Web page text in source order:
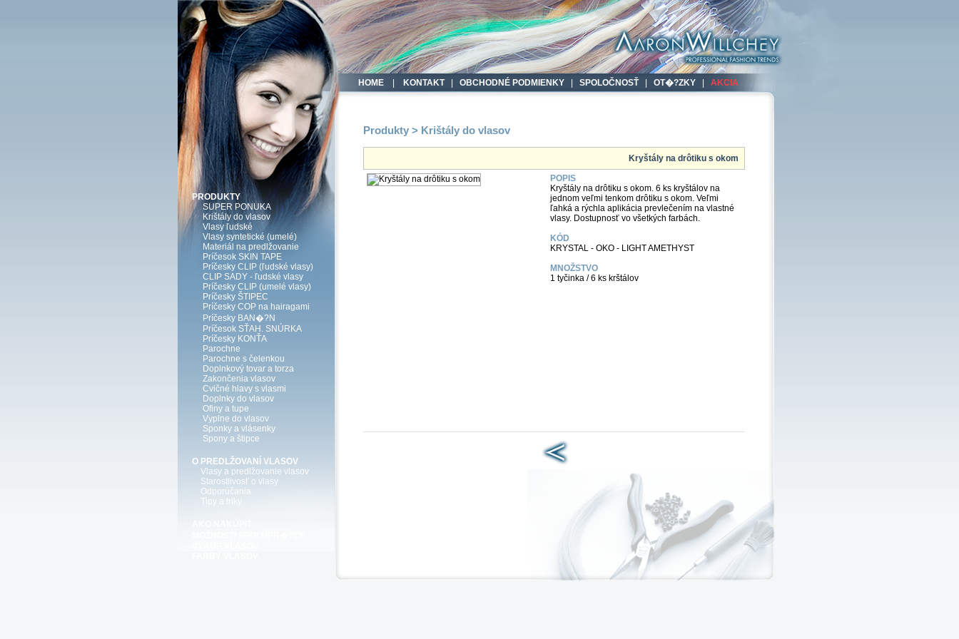
HOME| KONTAKT| OBCHODNÉ PODMIENKY| SPOLOČNOSŤ| OT�?ZKY| AKCIA
PRODUKTY
SUPER PONUKA
Krištály do vlasov
Vlasy ľudské
Vlasy syntetické (umelé)
Materiál na predlžovanie
Príčesok SKIN TAPE
Príčesky CLIP (ľudské vlasy)
CLIP SADY - ľudské vlasy
Príčesky CLIP (umelé vlasy)
Príčesky ŠTIPEC
Príčesky COP na hairagami
Príčesky BAN�?N
Príčesok SŤAH. SNÚRKA
Príčesky KONŤA
Parochne
Parochne s čelenkou
Doplnkový tovar a torza
Zakončenia vlasov
Cvičné hlavy s vlasmi
Doplnky do vlasov
Ofiny a tupe
Vyplne do vlasov
Sponky a vlásenky
Spony a štipce
O PREDLŽOVANÍ VLASOV
Vlasy a predlžovanie vlasov
Starostlivosť o vlasy
Odporúčania
Tipy a triky
Produkty > Krištály do vlasov
Kryštály na drôtiku s okom
POPIS
Kryštály na drôtiku s okom. 6 ks kryštálov na
jednom veľmi tenkom drôtiku s okom. Veľmi
ľahká a rýchla aplikácia prevlečením na vlastné
vlasy. Dostupnosť vo všetkých farbách.
KÓD
KRYSTAL - OKO - LIGHT AMETHYST
MNOŽSTVO
1 tyčinka / 6 ks krštálov